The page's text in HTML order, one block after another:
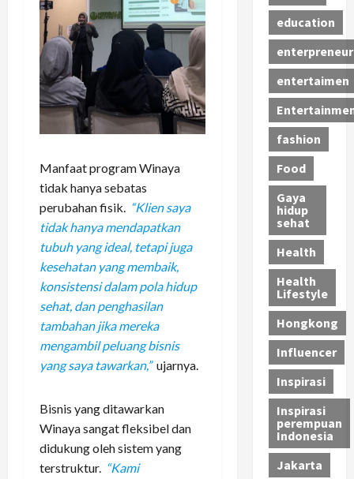
Manfaat program Winaya
tidak hanya sebatas
perubahan fisik. “Klien saya
tidak hanya mendapatkan
tubuh yang ideal, tetapi juga
kesehatan yang membaik,
konsistensi dalam pola hidup
sehat, dan penghasilan
tambahan jika mereka
mengambil peluang bisnis
yang saya tawarkan,” ujarnya.
Bisnis yang ditawarkan
Winaya sangat fleksibel dan
didukung oleh sistem yang
terstruktur. “Kami
education
enterpreneur
entertaimen
fashion
Food
Gaya
hidup
sehat
Health
Health
Lifestyle
Hongkong
Influencer
Inspirasi
Inspirasi
perempuan
Indonesia
Jakarta